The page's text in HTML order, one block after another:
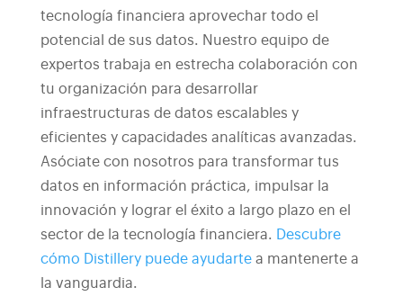
tecnología financiera aprovechar todo el
potencial de sus datos. Nuestro equipo de
expertos trabaja en estrecha colaboración con
tu organización para desarrollar
infraestructuras de datos escalables y
eficientes y capacidades analíticas avanzadas.
Asóciate con nosotros para transformar tus
datos en información práctica, impulsar la
innovación y lograr el éxito a largo plazo en el
sector de la tecnología financiera. Descubre
cómo Distillery puede ayudartea mantenerte a
la vanguardia.